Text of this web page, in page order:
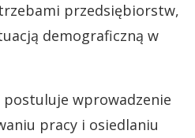
przedsiębiorstw,
demograficzną w
postuluje wprowadzenie
pracy i osiedlaniu